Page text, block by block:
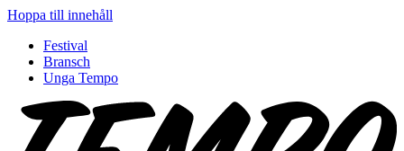
Hoppa till innehåll
Festival
Bransch
Unga Tempo